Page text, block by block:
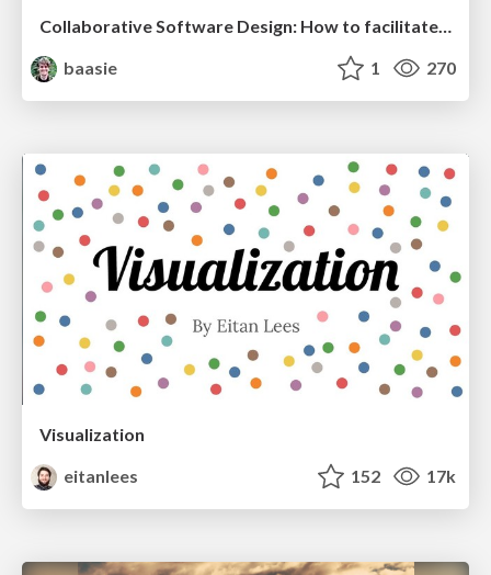
Collaborative Software Design: How to facilitate domain modelling decisions
baasie
1 270
Visualization
eitanlees
152 17k